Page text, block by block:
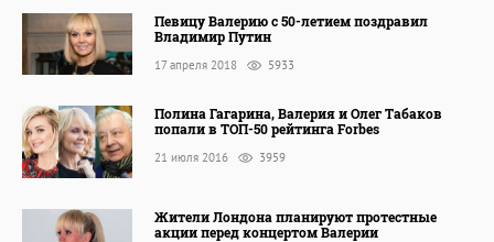
Певицу Валерию с 50-летием поздравил
Владимир Путин
17 апреля 2018 5933
Полина Гагарина, Валерия и Олег Табаков
попали в ТОП-50 рейтинга Forbes
21 июля 2016 3959
Жители Лондона планируют протестные
акции перед концертом Валерии